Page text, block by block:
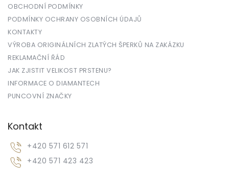
OBCHODNÍ PODMÍNKY
PODMÍNKY OCHRANY OSOBNÍCH ÚDAJŮ
KONTAKTY
VÝROBA ORIGINÁLNÍCH ZLATÝCH ŠPERKŮ NA ZAKÁZKU
REKLAMAČNÍ ŘÁD
JAK ZJISTIT VELIKOST PRSTENU?
INFORMACE O DIAMANTECH
PUNCOVNÍ ZNAČKY
Kontakt
+420 571 612 571
+420 571 423 423